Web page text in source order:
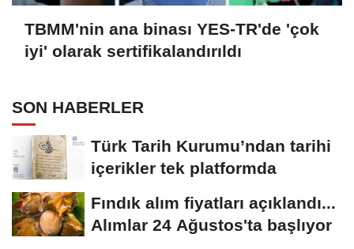
TBMM'nin ana binası YES-TR'de 'çok
iyi' olarak sertifikalandırıldı
SON HABERLER
Türk Tarih Kurumu’ndan tarihi
içerikler tek platformda
Fındık alım fiyatları açıklandı...
Alımlar 24 Ağustos'ta başlıyor